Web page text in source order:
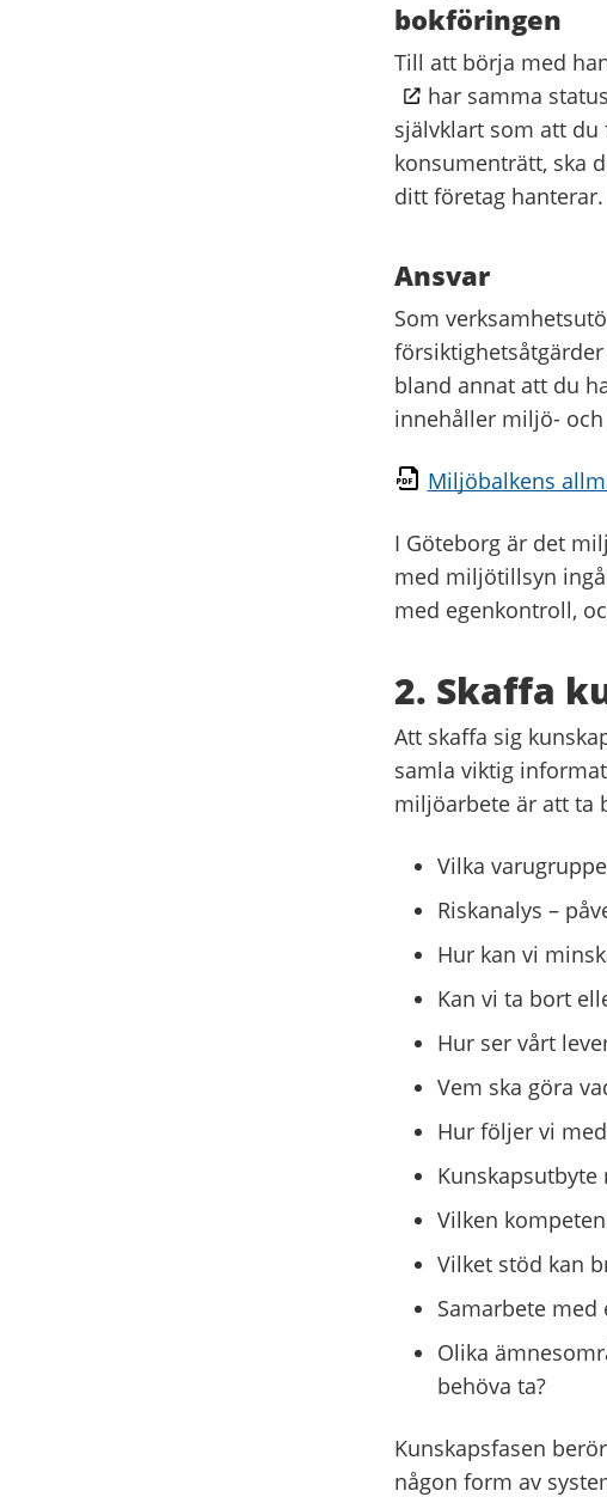
bokföringen
Till att börja med
har samma
självklart som att
konsumenträtt, ska
ditt företag
Ansvar
Som
bland annat att du
innehåller miljö-
Miljöbalkens
I Göteborg är det
med miljötillsyn
med egenkontroll,
2. Skaffa
Att skaffa sig
samla viktig
miljöarbete är att ta
Vilka
Riskanalys –
Hur kan vi
Kan vi ta bort
Hur ser vårt
Vem ska göra
Hur följer vi
Vilken
Vilket stöd kan
Samarbete med
Olika
behöva ta?
Kunskapsfasen
någon form av